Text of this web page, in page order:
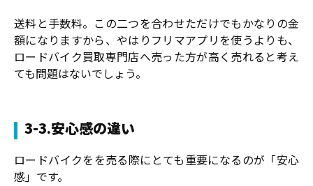
送料と手数料。この二つを合わせただけでもかなりの金
額になりますから、やはりフリマアプリを使うよりも、
ロードバイク買取専門店へ売った方が高く売れると考え
ても問題はないでしょう。
3-3.安心感の違い
ロードバイクをを売る際にとても重要になるのが「安心
感」です。